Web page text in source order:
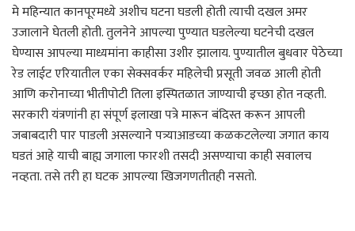
मे महिन्यात कानपूरमध्ये अशीच घटना घडली होती त्याची दखल अमर
उजालाने घेतली होती. तुलनेने आपल्या पुण्यात घडलेल्या घटनेची दखल
घेण्यास आपल्या माध्यमांना काहीसा उशीर झालाय. पुण्यातील बुधवार पेठेच्या
रेड लाईट एरियातील एका सेक्सवर्कर महिलेची प्रसूती जवळ आली होती
आणि करोनाच्या भीतीपोटी तिला इस्पितळात जाण्याची इच्छा होत नव्हती.
सरकारी यंत्रणांनी हा संपूर्ण इलाखा पत्रे मारून बंदिस्त करून आपली
जबाबदारी पार पाडली असल्याने पत्र्याआडच्या कळकटलेल्या जगात काय
घडतं आहे याची बाह्य जगाला फारशी तसदी असण्याचा काही सवालच
नव्हता. तसे तरी हा घटक आपल्या खिजगणतीतही नसतो.